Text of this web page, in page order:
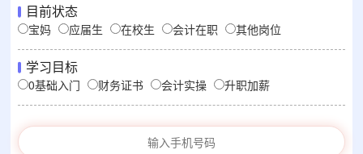
目前状态
宝妈 应届生 在校生 会计在职 其他岗位
学习目标
0基础入门 财务证书 会计实操 升职加薪